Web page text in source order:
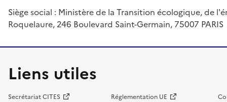
Siège social : Ministère de la Transition écologique, de
Roquelaure, 246 Boulevard Saint-Germain, 75007 PARIS
Liens utiles
Secrétariat CITES Réglementation UE